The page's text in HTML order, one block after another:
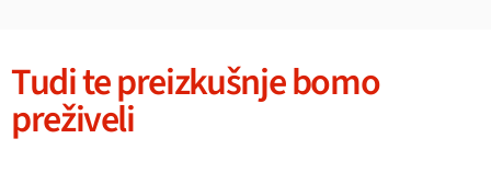
Tudi te preizkušnje bomo
preživeli